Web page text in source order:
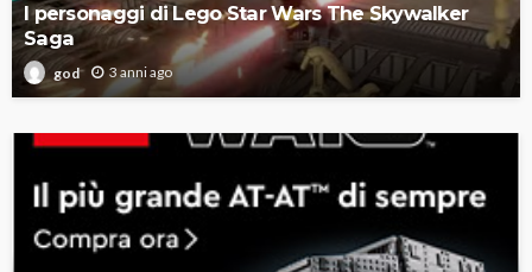
I personaggi di Lego Star Wars The Skywalker
Saga
god 3 anni ago